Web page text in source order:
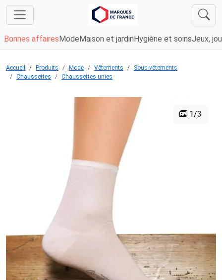
Bonnes affaires Mode Maison et jardin Hygiène et soinsJeux,
Accueil Produits Mode Vêtements
Sous-vêtements
Chaussettes
Chaussettes unies
1/3